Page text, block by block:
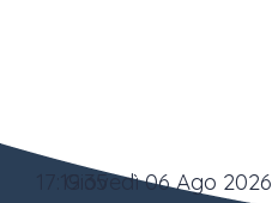
17:19:36Giovedì 06 Ago 2026